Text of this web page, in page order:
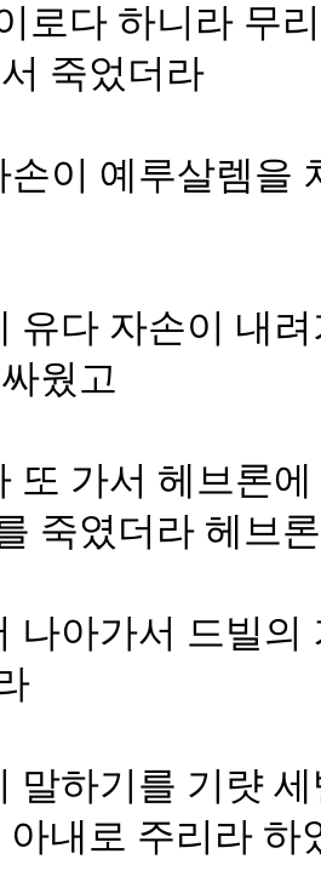
로다 하니라 무
죽었더라
이 예루살렘을
유다 자손이 내
웠고
또 가서 헤브론
죽였더라 헤브
나아가서 드빌
말하기를 기럇
아내로 주리라 하